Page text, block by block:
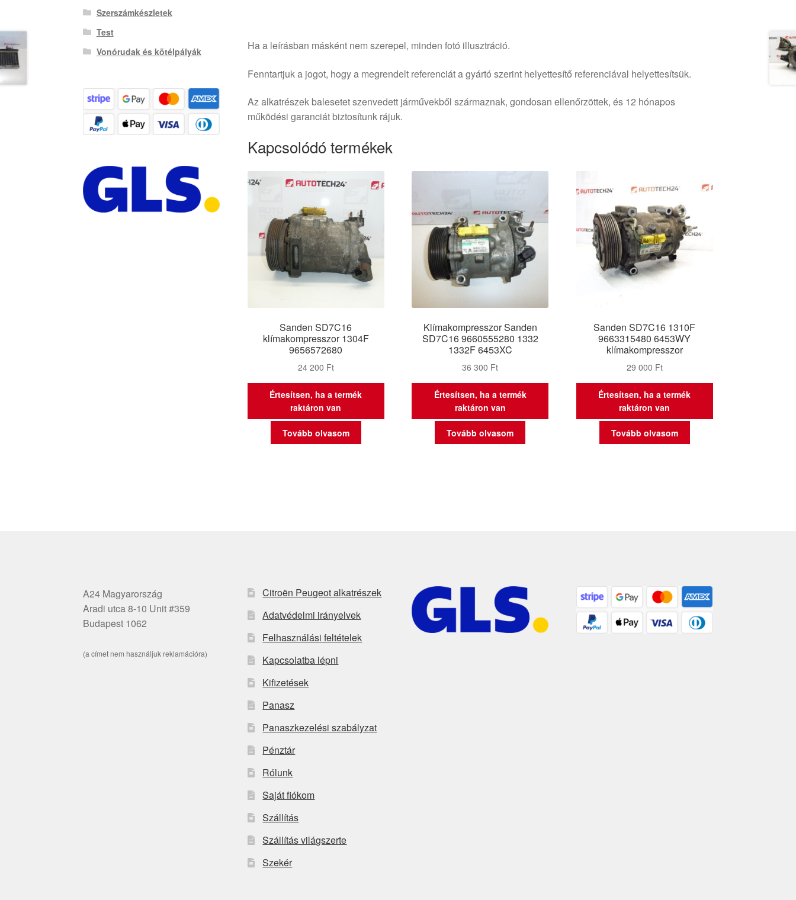
Ha a leírásban másként nem szerepel, minden fotó illusztráció.
Fenntartjuk a jogot, hogy a megrendelt referenciát a gyártó szerint helyettesítő referenciával helyettesítsük.
Az alkatrészek balesetet szenvedett járművekből származnak, gondosan ellenőrzöttek, és 12 hónapos
működési garanciát biztosítunk rájuk.
Kapcsolódó termékek
Sanden SD7C16
klímakompresszor 1304F
9656572680
24 200 Ft
Értesítsen, ha a termék
raktáron van
Tovább olvasom
Klímakompresszor Sanden
SD7C16 9660555280 1332
1332F 6453XC
36 300 Ft
Értesítsen, ha a termék
raktáron van
Tovább olvasom
Sanden SD7C16 1310F
9663315480 6453WY
klímakompresszor
29 000 Ft
Értesítsen, ha a termék
raktáron van
Tovább olvasom
Szerszámkészletek
Test
Vonórudak és kötélpályák
A24 Magyarország
Aradi utca 8-10 Unit #359
Budapest 1062
(a címet nem használjuk reklamációra)
Citroën Peugeot alkatrészek
Adatvédelmi irányelvek
Felhasználási feltételek
Kapcsolatba lépni
Kifizetések
Panasz
Panaszkezelési szabályzat
Pénztár
Rólunk
Saját fiókom
Szállítás
Szállítás világszerte
Szekér